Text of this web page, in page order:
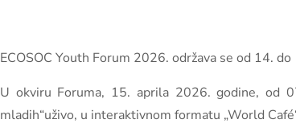
ECOSOC Youth Forum 2026. održava se od 14.
U okviru Foruma, 15. aprila 2026. godine, od
mladih“uživo, u interaktivnom formatu „World